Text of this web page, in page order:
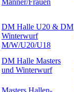
DM Halle U20 & DM
Winterwurf
M/W/U20/U18
DM Halle Masters
und Winterwurf
Masters Hallen-